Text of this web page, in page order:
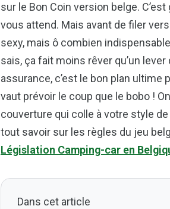
sur le Bon Coin version belge.
vous attend. Mais avant de filer
sexy, mais ô combien
sais, ça fait moins rêver qu’un
assurance, c’est le bon plan ultime
vaut prévoir le coup que le bobo !
couverture qui colle à votre style
tout savoir sur les règles du jeu
Législation Camping-car en
Dans cet article